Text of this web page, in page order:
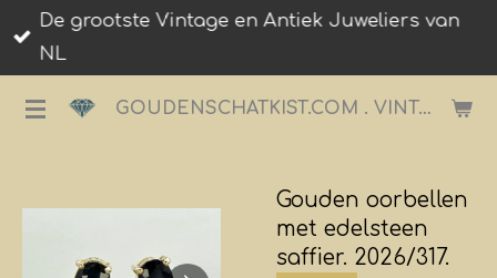
Ga
direct
de
GOUDENSCHATKIST.COM . VINTAGE JUWELIER.
De grootste Vintage en Antiek Juweliers van
NL
Gouden oorbellen
met edelsteen
saffier. 2026/317.